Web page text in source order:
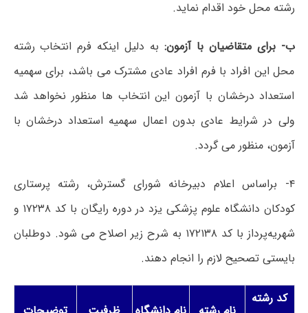
رشته محل خود اقدام نماید.
ب- برای متقاضیان با آزمون: به دلیل اینکه فرم انتخاب رشته
محل این افراد با فرم افراد عادی مشترک می باشد، برای سهمیه
استعداد درخشان با آزمون این انتخاب ها منظور نخواهد شد
ولی در شرایط عادی بدون اعمال سهمیه استعداد درخشان با
آزمون، منظور می گردد.
۴- براساس اعلام دبیرخانه شورای گسترش، رشته پرستاری
کودکان دانشگاه علوم پزشکی یزد در دوره رایگان با کد ۱۷۲۳۸ و
شهریه‌پرداز با کد ۱۷۲۱۳۸ به شرح زیر اصلاح می شود. دوطلبان
بایستی تصحیح لازم را انجام دهند.
کد رشته